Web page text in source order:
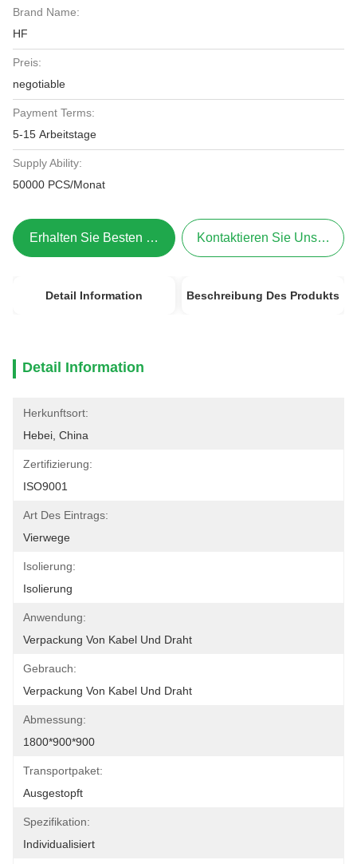
Brand Name:
HF
Preis:
negotiable
Payment Terms:
5-15 Arbeitstage
Supply Ability:
50000 PCS/Monat
Erhalten Sie Besten Preis Kontaktieren Sie Uns Jetzt
Detail Information Beschreibung Des Produkts
Detail Information
Herkunftsort:
Hebei, China
Zertifizierung:
ISO9001
Art Des Eintrags:
Vierwege
Isolierung:
Isolierung
Anwendung:
Verpackung Von Kabel Und Draht
Gebrauch:
Verpackung Von Kabel Und Draht
Abmessung:
1800*900*900
Transportpaket:
Ausgestopft
Spezifikation:
Individualisiert